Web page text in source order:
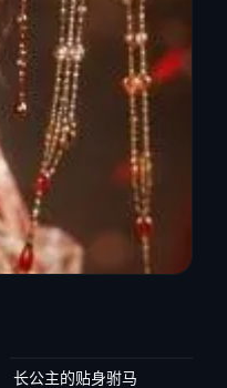
完结
长公主的贴身驸马